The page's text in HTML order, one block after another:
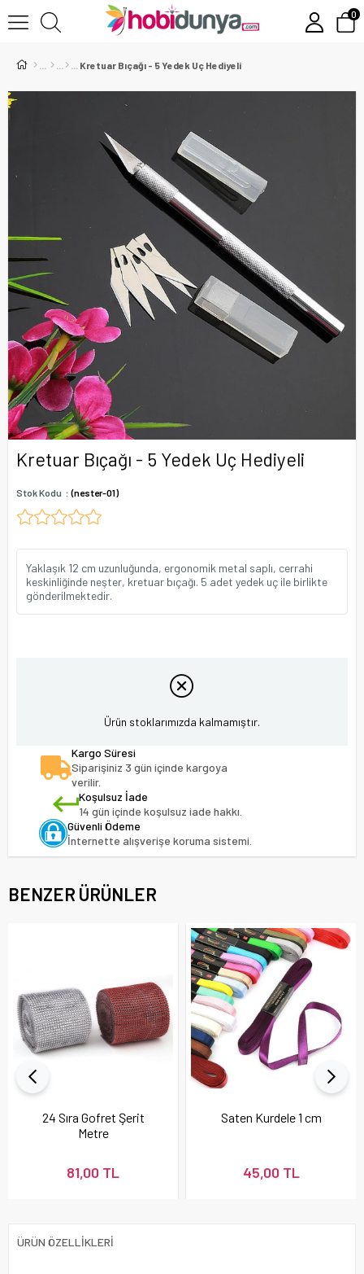
0
Kretuar Bıçağı - 5 Yedek Uç Hediyeli
Kretuar Bıçağı - 5 Yedek Uç Hediyeli
Stok Kodu (nester-01)
Yaklaşık 12 cm uzunluğunda, ergonomik metal saplı, cerrahi
keskinliğinde neşter, kretuar bıçağı. 5 adet yedek uç ile birlikte
gönderilmektedir.
Ürün stoklarımızda kalmamıştır.
Kargo Süresi
Siparişiniz 3 gün içinde kargoya
verilir.
Koşulsuz İade
14 gün içinde koşulsuz iade hakkı.
Güvenli Ödeme
İnternette alışverişe koruma sistemi.
BENZER ÜRÜNLER
24 Sıra Gofret Şerit
Metre
81,00 TL
Saten Kurdele 1 cm
45,00 TL
ÜRÜN ÖZELLIKLERI